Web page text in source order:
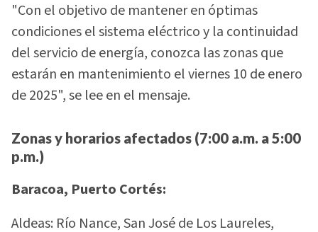
"Con el objetivo de mantener en óptimas
condiciones el sistema eléctrico y la continuidad
del servicio de energía, conozca las zonas que
estarán en mantenimiento el viernes 10 de enero
de 2025", se lee en el mensaje.
Zonas y horarios afectados (7:00 a.m. a 5:00
p.m.)
Baracoa, Puerto Cortés:
Aldeas: Río Nance, San José de Los Laureles,